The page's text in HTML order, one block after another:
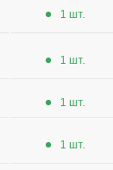
1 шт.
1 шт.
1 шт.
1 шт.